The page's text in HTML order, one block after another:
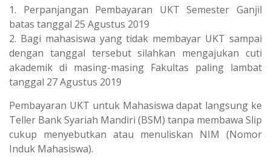
1. Perpanjangan Pembayaran UKT Semester Ganjil
batas tanggal 25 Agustus 2019
2. Bagi mahasiswa yang tidak membayar UKT sampai
dengan tanggal tersebut silahkan mengajukan cuti
akademik di masing-masing Fakultas paling lambat
tanggal 27 Agustus 2019
Pembayaran UKT untuk Mahasiswa dapat langsung ke
Teller Bank Syariah Mandiri (BSM) tanpa membawa Slip
cukup menyebutkan atau menuliskan NIM (Nomor
Induk Mahasiswa).